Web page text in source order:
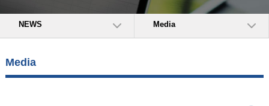
NEWS Media
Media